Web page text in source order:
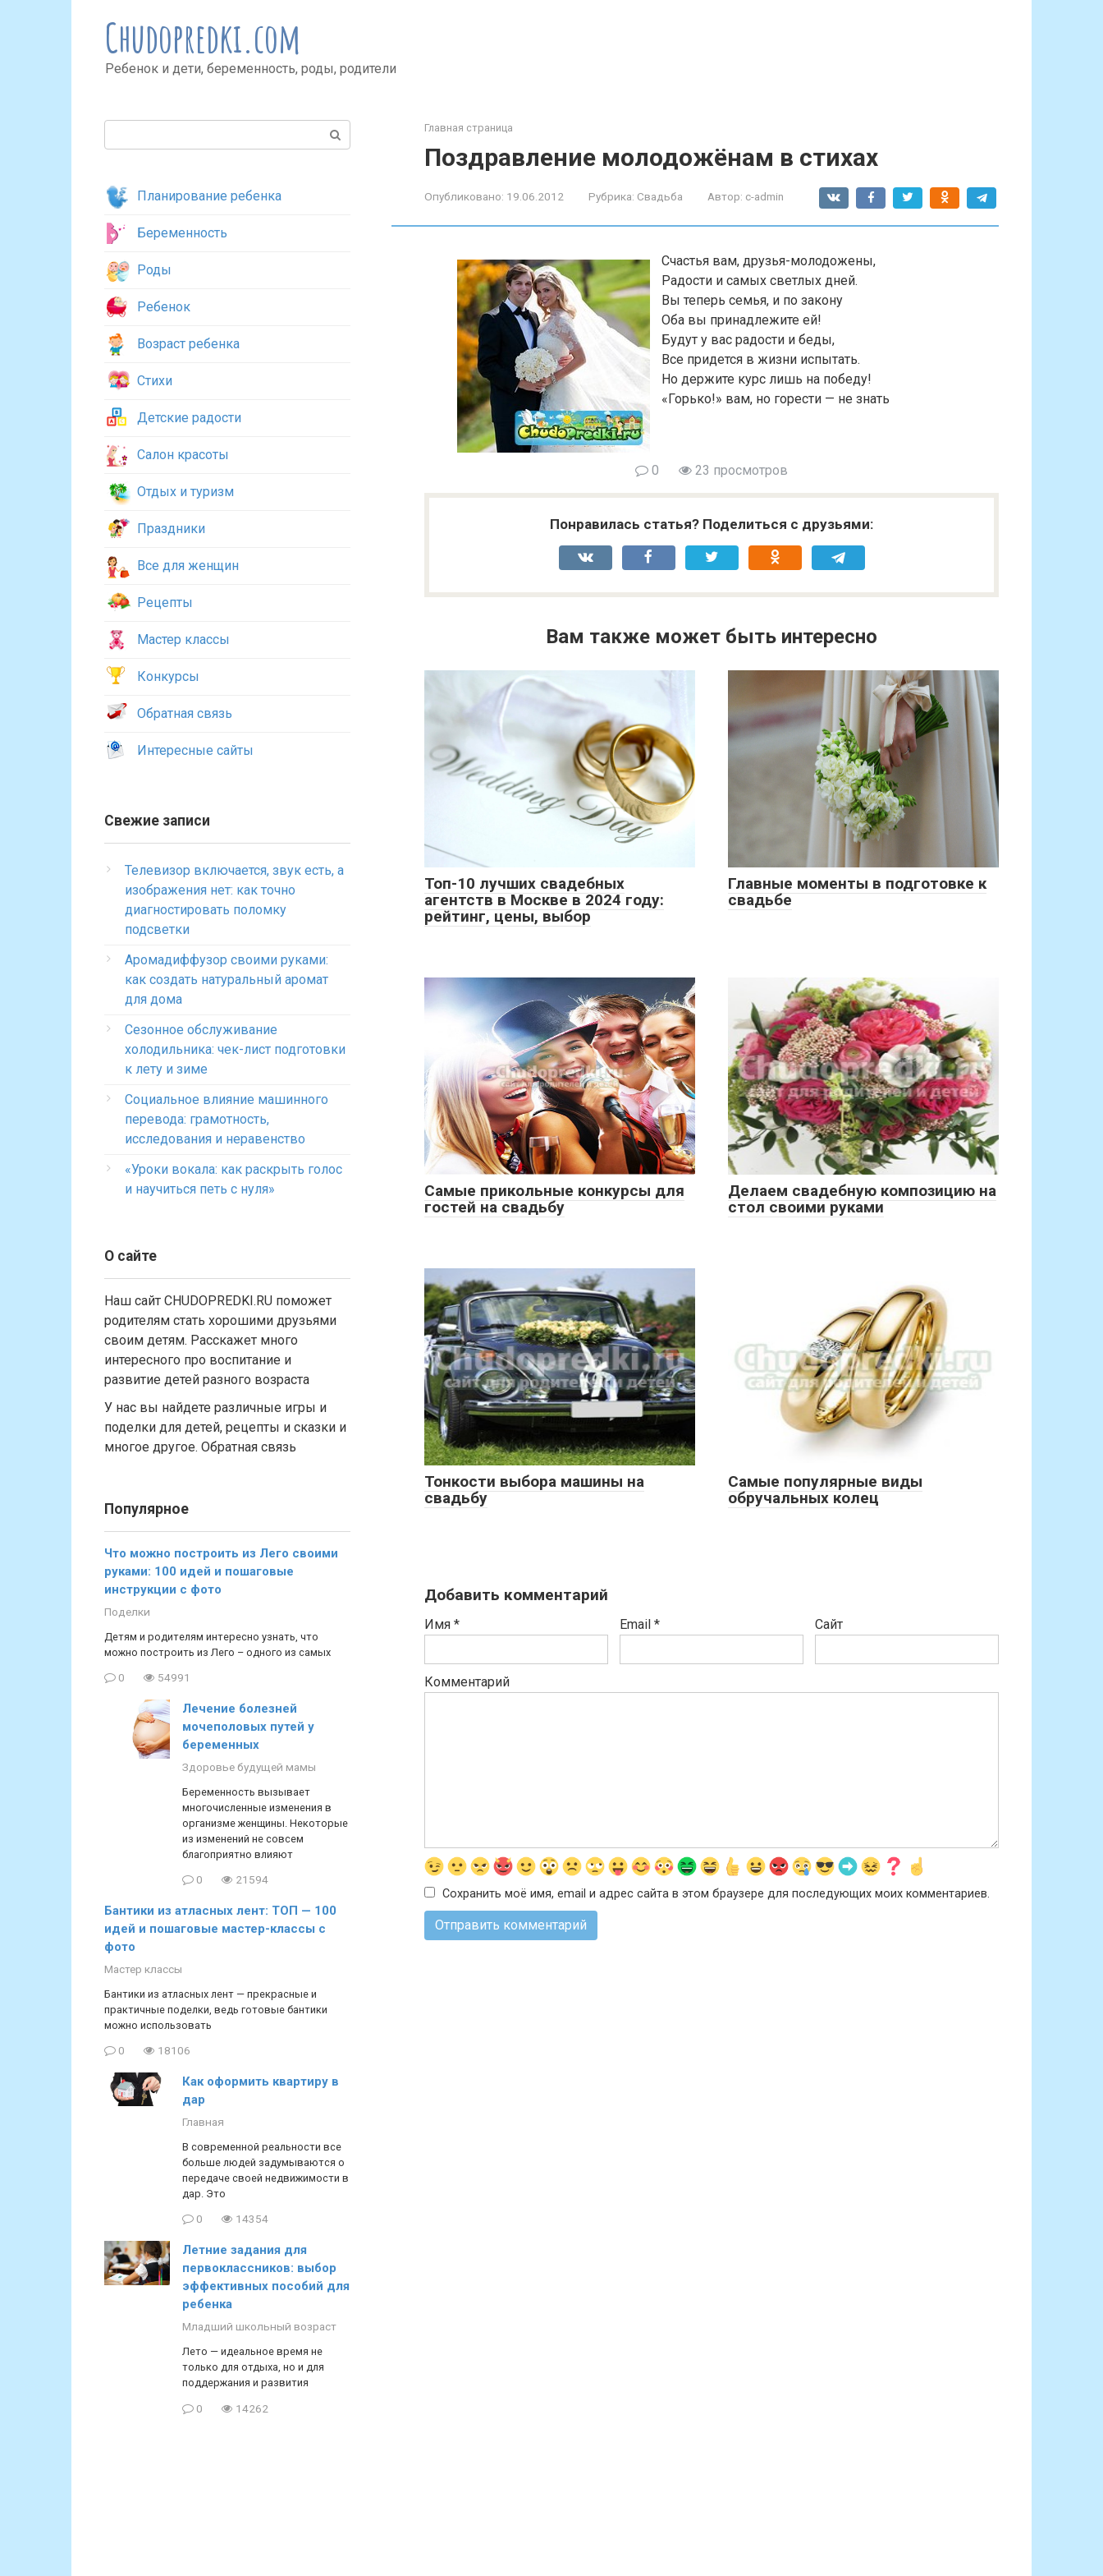
Chudopredki.com
Ребенок и дети, беременность, роды, родители
Главная страница
Поздравление молодожёнам в стихах
Опубликовано: 19.06.2012 Рубрика: Свадьба Автор: c-admin
Счастья вам, друзья-молодожены,
Радости и самых светлых дней.
Вы теперь семья, и по закону
Оба вы принадлежите ей!
Будут у вас радости и беды,
Все придется в жизни испытать.
Но держите курс лишь на победу!
«Горько!» вам, но горести — не знать
0 23 просмотров
Понравилась статья? Поделиться с друзьями:
Вам также может быть интересно
Топ-10 лучших свадебных
агентств в Москве в 2024 году:
рейтинг, цены, выбор
Главные моменты в подготовке к
свадьбе
Самые прикольные конкурсы для
гостей на свадьбу
Делаем свадебную композицию на
стол своими руками
Тонкости выбора машины на
свадьбу
Самые популярные виды
обручальных колец
Добавить комментарий
Имя * Email * Сайт
Комментарий
Сохранить моё имя, email и адрес сайта в этом браузере для последующих моих комментариев.
Планирование ребенка
Беременность
Роды
Ребенок
Возраст ребенка
Стихи
Детские радости
Салон красоты
Отдых и туризм
Праздники
Все для женщин
Рецепты
Мастер классы
Конкурсы
Обратная связь
Интересные сайты
Свежие записи
Телевизор включается, звук есть, а
изображения нет: как точно
диагностировать поломку
подсветки
Аромадиффузор своими руками:
как создать натуральный аромат
для дома
Сезонное обслуживание
холодильника: чек-лист подготовки
к лету и зиме
Социальное влияние машинного
перевода: грамотность,
исследования и неравенство
«Уроки вокала: как раскрыть голос
и научиться петь с нуля»
О сайте
Наш сайт CHUDOPREDKI.RU поможет
родителям стать хорошими друзьями
своим детям. Расскажет много
интересного про воспитание и
развитие детей разного возраста
У нас вы найдете различные игры и
поделки для детей, рецепты и сказки и
многое другое. Обратная связь
Популярное
Что можно построить из Лего своими
руками: 100 идей и пошаговые
инструкции с фото
Поделки
Детям и родителям интересно узнать, что
можно построить из Лего – одного из самых
0 54991
Лечение болезней
мочеполовых путей у
беременных
Здоровье будущей мамы
Беременность вызывает
многочисленные изменения в
организме женщины. Некоторые
из изменений не совсем
благоприятно влияют
0 21594
Бантики из атласных лент: ТОП — 100
идей и пошаговые мастер-классы с
фото
Мастер классы
Бантики из атласных лент — прекрасные и
практичные поделки, ведь готовые бантики
можно использовать
0 18106
Как оформить квартиру в
дар
Главная
В современной реальности все
больше людей задумываются о
передаче своей недвижимости в
дар. Это
0 14354
Летние задания для
первоклассников: выбор
эффективных пособий для
ребенка
Младший школьный возраст
Лето — идеальное время не
только для отдыха, но и для
поддержания и развития
0 14262